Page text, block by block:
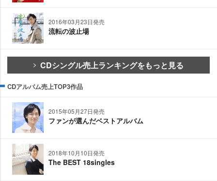
2016年03月23日発売
流転の波止場
CDシングル売上ランキングをもっと見る
CDアルバム売上TOP3作品
2015年05月27日発売
ファンが選んだベストアルバム
2018年10月10日発売
The BEST 18singles